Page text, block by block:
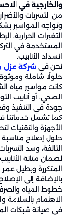
والخارجية في
من التسربات
وتواجه المواسير
التغيرات الحرارية،
المستخدمة في
انسداد الأنابيب.
نحن في شركة عزل
حلولًا شاملة
كانت مواسير مياه
الصحي، أو أنابيب
جودة في التنفيذ
كما تشمل خدماتنا
الأجهزة والتقنيات
حلول إصلاح مناسبة
التالفة، وسد
لضمان متانة
المتكررة ويطيل
بالإضافة إلى
خطوط المياه
الاهتمام بالسلامة
في صيانة شبكات